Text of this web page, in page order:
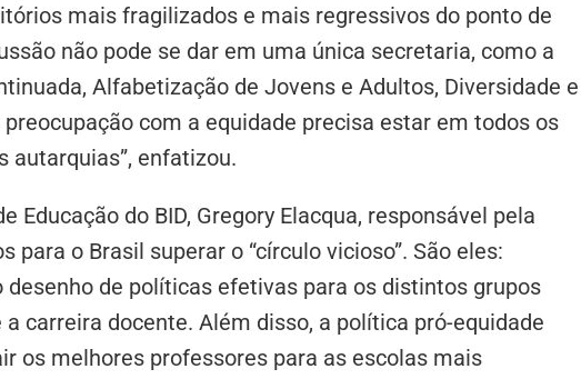
mais fragilizados e mais regressivos do ponto de
não pode se dar em uma única secretaria, como a
Alfabetização de Jovens e Adultos, Diversidade e
com a equidade precisa estar em todos os
autarquias”, enfatizou.
Educação do BID, Gregory Elacqua, responsável pela
para o Brasil superar o “círculo vicioso”. São eles:
desenho de políticas efetivas para os distintos grupos
carreira docente. Além disso, a política pró-equidade
os melhores professores para as escolas mais